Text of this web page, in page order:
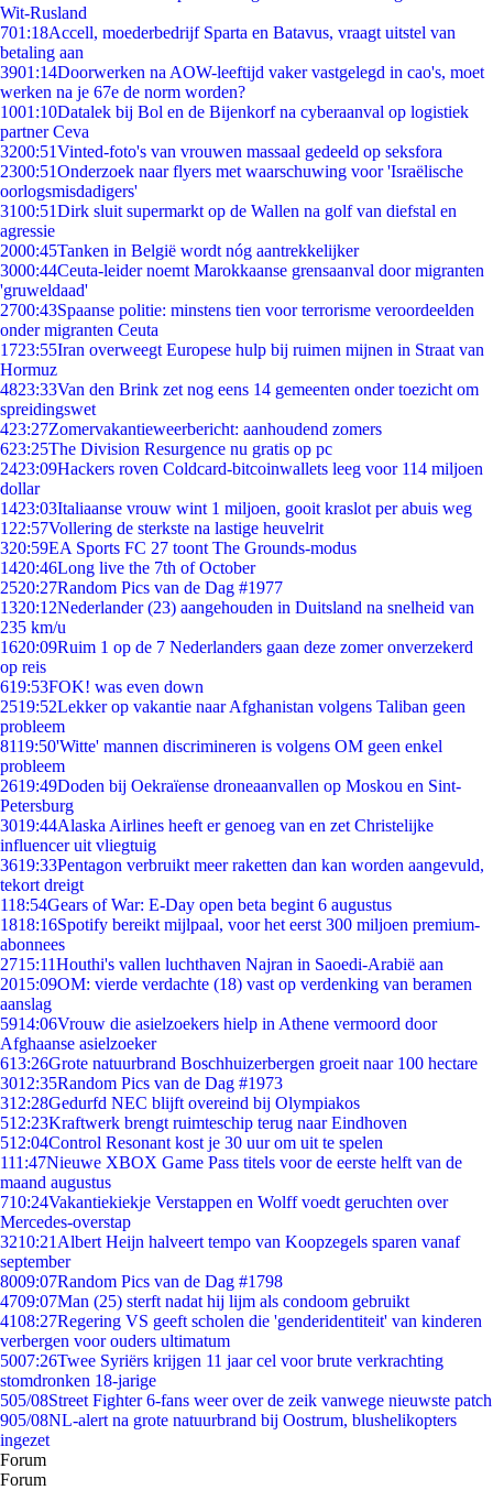
Wit-Rusland
701:18Accell, moederbedrijf Sparta en Batavus, vraagt uitstel van
betaling aan
3901:14Doorwerken na AOW-leeftijd vaker vastgelegd in cao's, moet
werken na je 67e de norm worden?
1001:10Datalek bij Bol en de Bijenkorf na cyberaanval op logistiek
partner Ceva
3200:51Vinted-foto's van vrouwen massaal gedeeld op seksfora
2300:51Onderzoek naar flyers met waarschuwing voor 'Israëlische
oorlogsmisdadigers'
3100:51Dirk sluit supermarkt op de Wallen na golf van diefstal en
agressie
2000:45Tanken in België wordt nóg aantrekkelijker
3000:44Ceuta-leider noemt Marokkaanse grensaanval door migranten
'gruweldaad'
2700:43Spaanse politie: minstens tien voor terrorisme veroordeelden
onder migranten Ceuta
1723:55Iran overweegt Europese hulp bij ruimen mijnen in Straat van
Hormuz
4823:33Van den Brink zet nog eens 14 gemeenten onder toezicht om
spreidingswet
423:27Zomervakantieweerbericht: aanhoudend zomers
623:25The Division Resurgence nu gratis op pc
2423:09Hackers roven Coldcard-bitcoinwallets leeg voor 114 miljoen
dollar
1423:03Italiaanse vrouw wint 1 miljoen, gooit kraslot per abuis weg
1 22:57Vollering de sterkste na lastige heuvelrit
320:59EA Sports FC 27 toont The Grounds-modus
1420:46Long live the 7th of October
2520:27Random Pics van de Dag #1977
1320:12Nederlander (23) aangehouden in Duitsland na snelheid van
235 km/u
1620:09Ruim 1 op de 7 Nederlanders gaan deze zomer onverzekerd
op reis
619:53FOK! was even down
2519:52Lekker op vakantie naar Afghanistan volgens Taliban geen
probleem
8119:50'Witte' mannen discrimineren is volgens OM geen enkel
probleem
2619:49Doden bij Oekraïense droneaanvallen op Moskou en Sint-
Petersburg
3019:44Alaska Airlines heeft er genoeg van en zet Christelijke
influencer uit vliegtuig
3619:33Pentagon verbruikt meer raketten dan kan worden aangevuld,
tekort dreigt
118:54Gears of War: E-Day open beta begint 6 augustus
1818:16Spotify bereikt mijlpaal, voor het eerst 300 miljoen premium-
abonnees
2715:11Houthi's vallen luchthaven Najran in Saoedi-Arabië aan
2015:09OM: vierde verdachte (18) vast op verdenking van beramen
aanslag
5914:06Vrouw die asielzoekers hielp in Athene vermoord door
Afghaanse asielzoeker
613:26Grote natuurbrand Boschhuizerbergen groeit naar 100 hectare
3012:35Random Pics van de Dag #1973
312:28Gedurfd NEC blijft overeind bij Olympiakos
512:23Kraftwerk brengt ruimteschip terug naar Eindhoven
512:04Control Resonant kost je 30 uur om uit te spelen
111:47Nieuwe XBOX Game Pass titels voor de eerste helft van de
maand augustus
710:24Vakantiekiekje Verstappen en Wolff voedt geruchten over
Mercedes-overstap
3210:21 Albert Heijn halveert tempo van Koopzegels sparen vanaf
september
8009:07Random Pics van de Dag #1798
4709:07Man (25) sterft nadat hij lijm als condoom gebruikt
4108:27Regering VS geeft scholen die 'genderidentiteit' van kinderen
verbergen voor ouders ultimatum
5007:26Twee Syriërs krijgen 11 jaar cel voor brute verkrachting
stomdronken 18-jarige
505/08Street Fighter 6-fans weer over de zeik vanwege nieuwste patch
905/08NL-alert na grote natuurbrand bij Oostrum, blushelikopters
ingezet
Forum
Forum